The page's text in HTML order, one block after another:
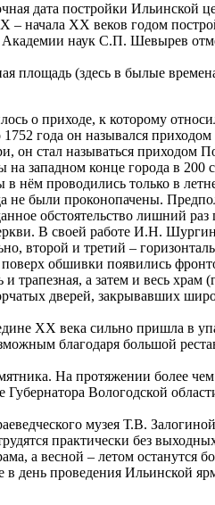
дата постройки Ильинской
начала XX веков годом
Академии наук С.П. Шевырев
площадь (здесь в былые
о приходе, к которому
года он назывался
стал называться приходом
на западном конце города в
проводились только в
не были проконопачены.
обстоятельство лишний раз
В своей работе И.Н.
второй и третий –
обшивки появились
трапезная, а затем и весь
дверей, закрывавших
XX века сильно пришла в
благодаря большой
На протяжении более
Губернатора Вологодской
музея Т.В.
практически без
а весной – летом останутся
в день проведения Ильинской